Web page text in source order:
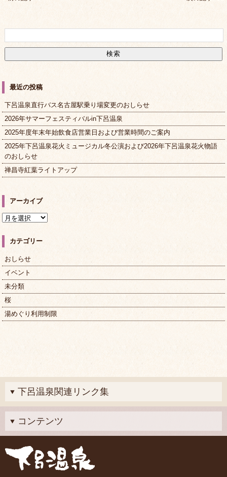
最近の投稿
下呂温泉直行バス名古屋駅乗り場変更のおしらせ
2026年サマーフェスティバルin下呂温泉
2025年度年末年始飲食店営業日および営業時間のご案内
2025年下呂温泉花火ミュージカル冬公演および2026年下呂温泉花火物語
のおしらせ
禅昌寺紅葉ライトアップ
アーカイブ
ア
カ
イ
ブ
カテゴリー
おしらせ
イベント
未分類
桜
湯めぐり利用制限
下呂温泉関連リンク集
コンテンツ